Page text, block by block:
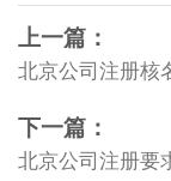
上一篇：
北京公司注册核
下一篇：
北京公司注册要